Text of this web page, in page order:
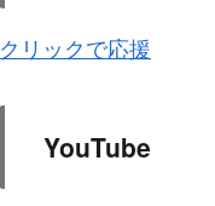
クリックで応援
YouTube